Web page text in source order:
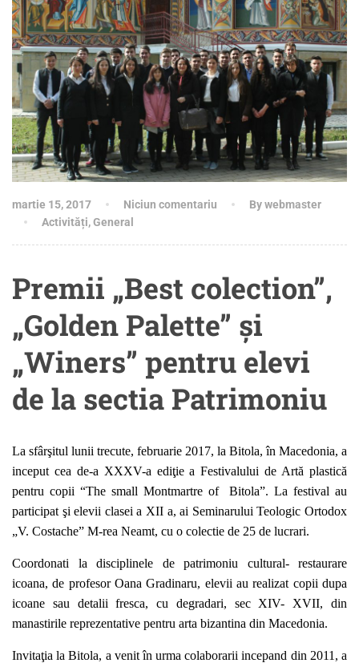
martie 15, 2017 Niciun comentariu
By webmaster
Activități,General
Premii „Best colection”,
„Golden Palette” și
„Winers” pentru elevi
de la sectia Patrimoniu
La sfârşitul lunii trecute, februarie 2017, la Bitola, în Macedonia, a
inceput cea de-a XXXV-a ediţie a Festivalului de Artă plastică
pentru copii “The small Montmartre of Bitola”. La festival au
participat şi elevii clasei a XII a, ai Seminarului Teologic Ortodox
„V. Costache” M-rea Neamt, cu o colectie de 25 de lucrari.
Coordonati la disciplinele de patrimoniu cultural- restaurare
icoana, de profesor Oana Gradinaru, elevii au realizat copii dupa
icoane sau detalii fresca, cu degradari, sec XIV- XVII, din
manastirile reprezentative pentru arta bizantina din Macedonia.
Invitaţia la Bitola, a venit în urma colaborarii incepand din 2011, a